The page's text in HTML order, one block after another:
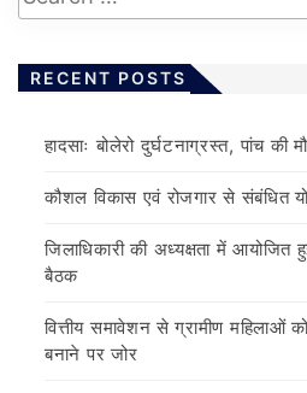
RECENT POSTS
हादसाः बोलेरो दुर्घटनाग्रस्त, पांच की
कौशल विकास एवं रोजगार से संबंधित
जिलाधिकारी की अध्यक्षता में आयोजित
बैठक
वित्तीय समावेशन से ग्रामीण
बनाने पर जोर